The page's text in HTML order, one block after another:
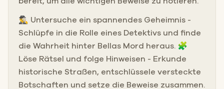
🕵️‍♂️ Untersuche ein spannendes Geheimnis -
Schlüpfe in die Rolle eines Detektivs und finde
die Wahrheit hinter Bellas Mord heraus. 🧩
Löse Rätsel und folge Hinweisen - Erkunde
historische Straßen, entschlüssele versteckte
Botschaften und setze die Beweise zusammen.